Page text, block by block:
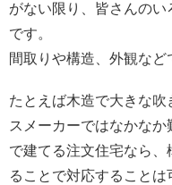
がない限り、皆さんの
です。
間取りや構造、外観など
たとえば木造で大きな
スメーカーではなかな
で建てる注文住宅なら
ることで対応することは